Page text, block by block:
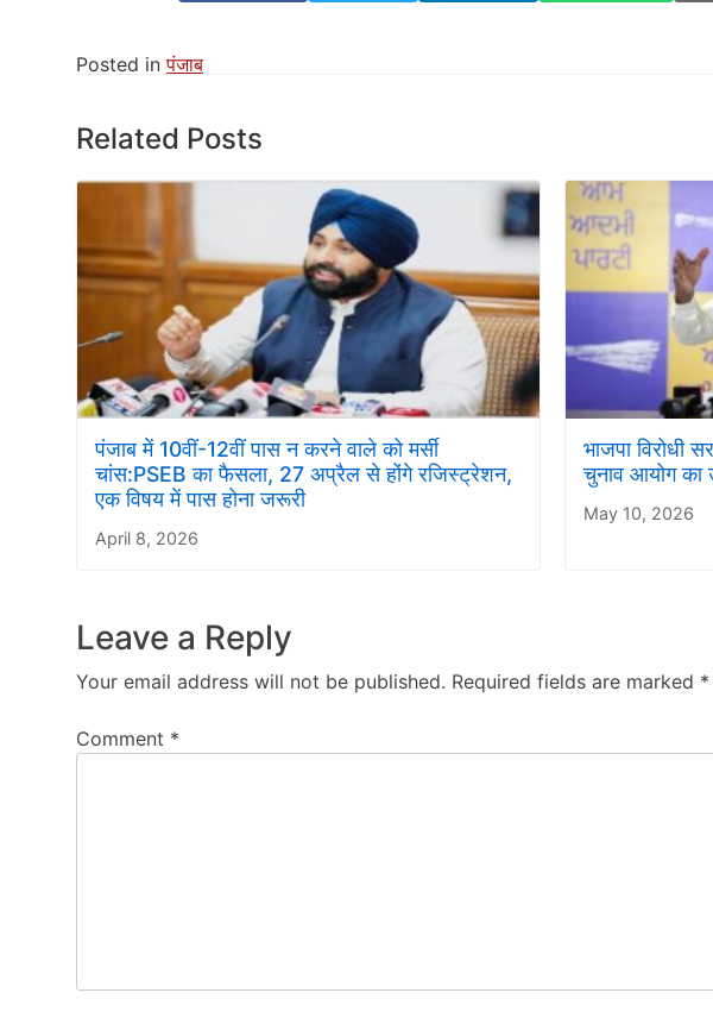
Posted inपंजाब
Related Posts
पंजाब में 10वीं-12वीं पास न करने वाले को मर्सी
चांस:PSEB का फैसला, 27 अप्रैल से होंगे रजिस्ट्रेशन,
एक विषय में पास होना जरूरी
April 8, 2026
भाजपा
चुनाव आयोग का
May 10, 2026
Leave a Reply
Your email address will not be published. Required fields are marked *
Comment *